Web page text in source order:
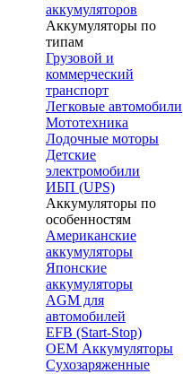
аккумуляторов
Аккумуляторы по
типам
Грузовой и
коммерческий
транспорт
Легковые автомобили
Мототехника
Лодочные моторы
Детские
электромобили
ИБП (UPS)
Аккумуляторы по
особенностям
Американские
аккумуляторы
Японские
аккумуляторы
AGM для
автомобилей
EFB (Start-Stop)
OEM Аккумуляторы
Сухозаряженные